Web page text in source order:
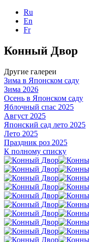
Ru
En
Fr
Конный Двор
Другие галереи
Зима в Японском саду
Зима 2026
Осень в Японском саду
Яблочный спас 2025
Август 2025
Японский сад лето 2025
Лето 2025
Праздник роз 2025
К полному списку